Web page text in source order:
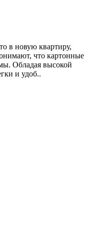
в новую квартиру,
что картонные
Обладая высокой
и удоб..